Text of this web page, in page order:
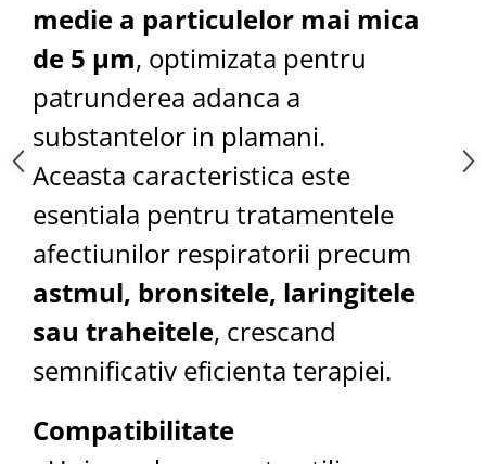
medie a particulelor mai mica
de 5 µm, optimizata pentru
patrunderea adanca a
substantelor in plamani.
Aceasta caracteristica este
esentiala pentru tratamentele
afectiunilor respiratorii precum
astmul, bronsitele, laringitele
sau traheitele, crescand
semnificativ eficienta terapiei.
Compatibilitate